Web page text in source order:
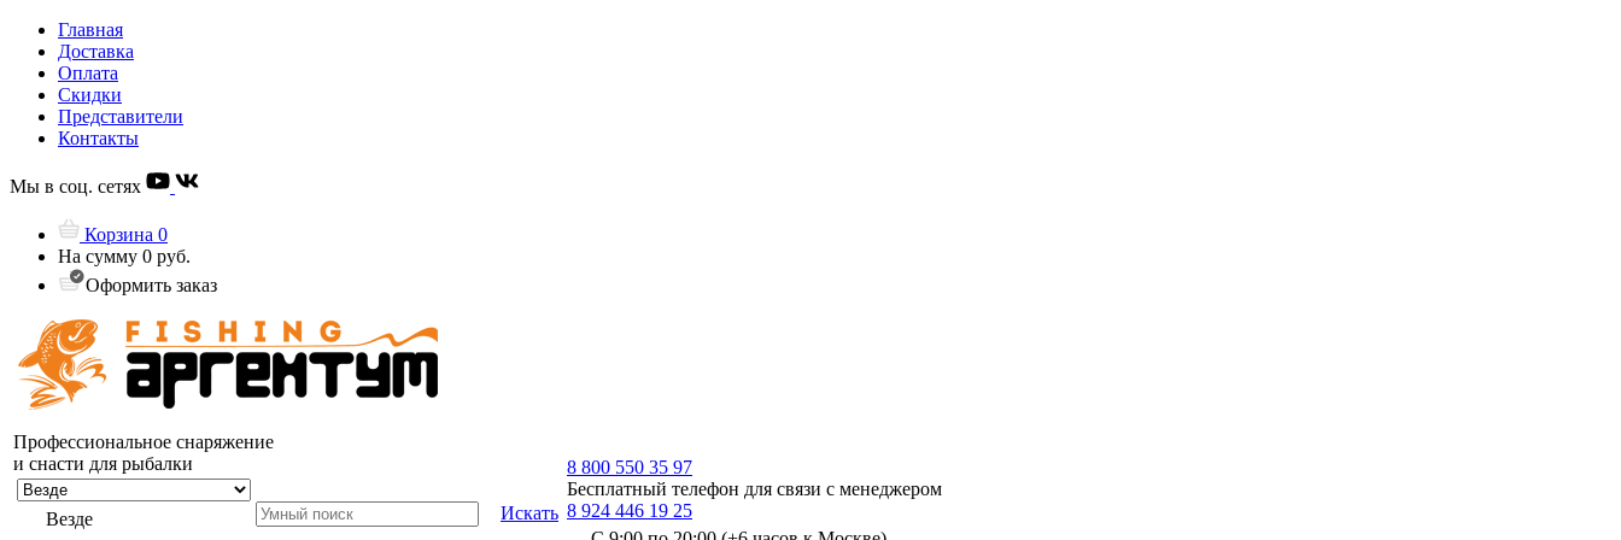
Главная
Доставка
Оплата
Скидки
Представители
Контакты
Мы в соц. сетях
Корзина 0
На сумму 0 руб.
Оформить заказ
Профессиональное снаряжение
и снасти для рыбалки
Везде Искать
8 800 550 35 97
Бесплатный телефон для связи с менеджером
8 924 446 19 25